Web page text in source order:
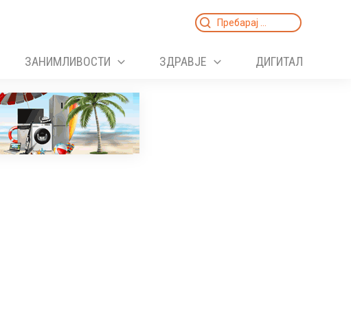
Search
ЗАНИМЛИВОСТИ ЗДРАВЈЕ ДИГИТАЛ